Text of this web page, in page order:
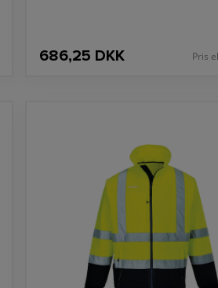
686,25 DKK Pris